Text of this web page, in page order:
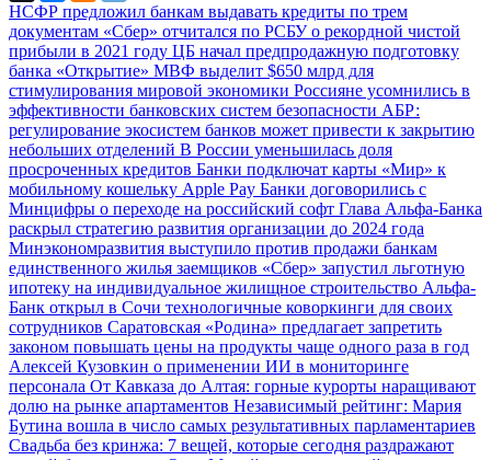
НСФР предложил банкам выдавать кредиты по трем
документам «Сбер» отчитался по РСБУ о рекордной чистой
прибыли в 2021 году ЦБ начал предпродажную подготовку
банка «Открытие» МВФ выделит $650 млрд для
стимулирования мировой экономики Россияне усомнились в
эффективности банковских систем безопасности АБР:
регулирование экосистем банков может привести к закрытию
небольших отделений В России уменьшилась доля
просроченных кредитов Банки подключат карты «Мир» к
мобильному кошельку Apple Pay Банки договорились с
Минцифры о переходе на российский софт Глава Альфа-Банка
раскрыл стратегию развития организации до 2024 года
Минэкономразвития выступило против продажи банкам
единственного жилья заемщиков «Сбер» запустил льготную
ипотеку на индивидуальное жилищное строительство Альфа-
Банк открыл в Сочи технологичные коворкинги для своих
сотрудников Саратовская «Родина» предлагает запретить
законом повышать цены на продукты чаще одного раза в год
Алексей Кузовкин о применении ИИ в мониторинге
персонала От Кавказа до Алтая: горные курорты наращивают
долю на рынке апартаментов Независимый рейтинг: Мария
Бутина вошла в число самых результативных парламентариев
Свадьба без кринжа: 7 вещей, которые сегодня раздражают